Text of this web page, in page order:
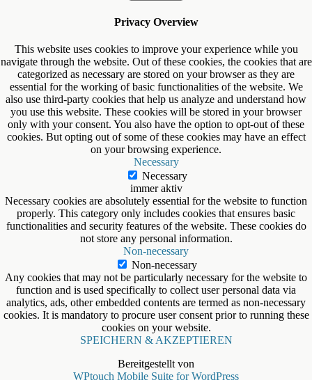
Privacy Overview
This website uses cookies to improve your experience while you
navigate through the website. Out of these cookies, the cookies that are
categorized as necessary are stored on your browser as they are
essential for the working of basic functionalities of the website. We
also use third-party cookies that help us analyze and understand how
you use this website. These cookies will be stored in your browser
only with your consent. You also have the option to opt-out of these
cookies. But opting out of some of these cookies may have an effect
on your browsing experience.
Necessary
Necessary
immer aktiv
Necessary cookies are absolutely essential for the website to function
properly. This category only includes cookies that ensures basic
functionalities and security features of the website. These cookies do
not store any personal information.
Non-necessary
Non-necessary
Any cookies that may not be particularly necessary for the website to
function and is used specifically to collect user personal data via
analytics, ads, other embedded contents are termed as non-necessary
cookies. It is mandatory to procure user consent prior to running these
cookies on your website.
SPEICHERN & AKZEPTIEREN
Bereitgestellt von
WPtouch Mobile Suite for WordPress